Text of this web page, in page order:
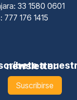
: 33 1580 0601
777 176 1415
Suscríbete a nuestro newsletter
Suscribirse